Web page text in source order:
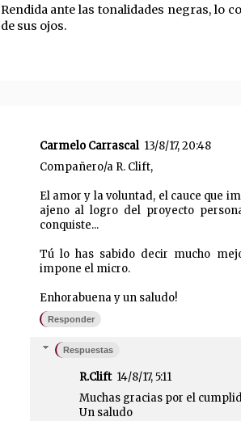
Rendida ante las tonalidades negras, lo
de sus ojos.
Carmelo Carrascal 13/8/17, 20:48
Compañero/a R. Clift,
El amor y la voluntad, el cauce que
ajeno al logro del proyecto
conquiste...
Tú lo has sabido decir mucho
impone el micro.
Enhorabuena y un saludo!
Responder
Respuestas
R.Clift 14/8/17, 5:11
Muchas gracias por el
Un saludo